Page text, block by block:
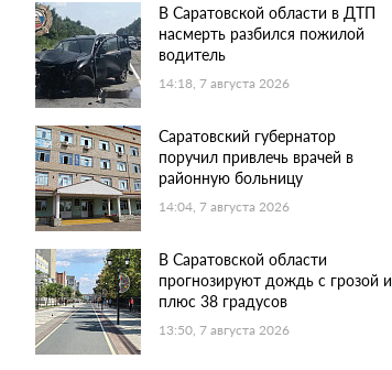
В Саратовской области в ДТП
насмерть разбился пожилой
водитель
14:18, 7 августа 2026
Саратовский губернатор
поручил привлечь врачей в
районную больницу
14:04, 7 августа 2026
В Саратовской области
прогнозируют дождь с грозой и
плюс 38 градусов
13:50, 7 августа 2026